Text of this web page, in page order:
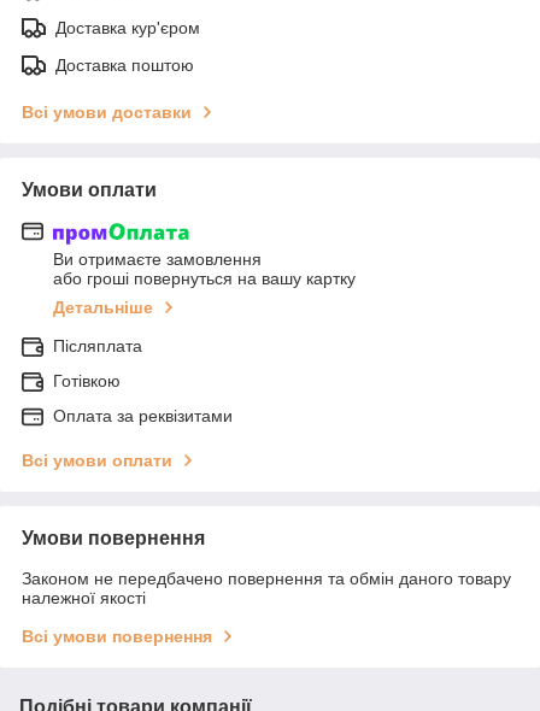
Доставка кур'єром
Доставка поштою
Всі умови доставки
Умови оплати
Ви отримаєте замовлення
або гроші повернуться на вашу картку
Детальніше
Післяплата
Готівкою
Оплата за реквізитами
Всі умови оплати
Умови повернення
Законом не передбачено повернення та обмін даного товару
належної якості
Всі умови повернення